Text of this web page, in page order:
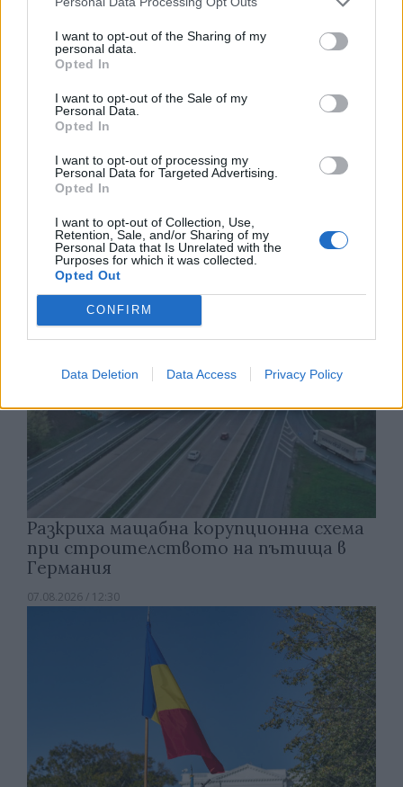
I want to opt-out of the Sharing of my
personal data.
Opted In
I want to opt-out of the Sale of my
Personal Data.
Opted In
I want to opt-out of processing my
Personal Data for Targeted Advertising.
Opted In
I want to opt-out of Collection, Use,
Retention, Sale, and/or Sharing of my
Personal Data that Is Unrelated with the
Purposes for which it was collected.
Opted Out
CONFIRM
Data Deletion Data Access Privacy Policy
Тръмп забрани „родилния туризъм“ в
САЩ
07.08.2026 / 13:30
Разкриха мащабна корупционна схема
при строителството на пътища в
Германия
07.08.2026 / 12:30